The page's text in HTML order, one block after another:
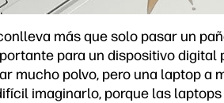
más que solo pasar un
para un dispositivo
mucho polvo, pero una laptop a
imaginarlo, porque las